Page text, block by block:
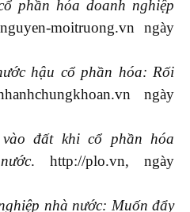
phần hóa doanh nghiệp
moitruong.vn ngày
hậu cổ phần hóa: Rối
ngày
đất khi cổ phần hóa
. http://plo.vn, ngày
nhà nước: Muốn đẩy